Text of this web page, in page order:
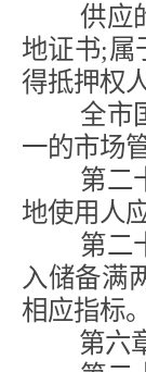
供应的
地证书;属
得抵押权
全市国
一的市场
第二十
地使用人
第二十
入储备满
相应指标。
第六章